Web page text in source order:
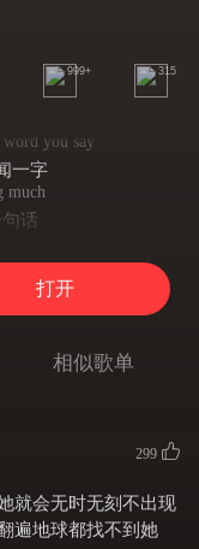
999+ 315
you say
一字
much
话
都无济于事
up
你如愿
目标
打开
相似歌单
299
就会无时无刻不出现
遍地球都找不到她